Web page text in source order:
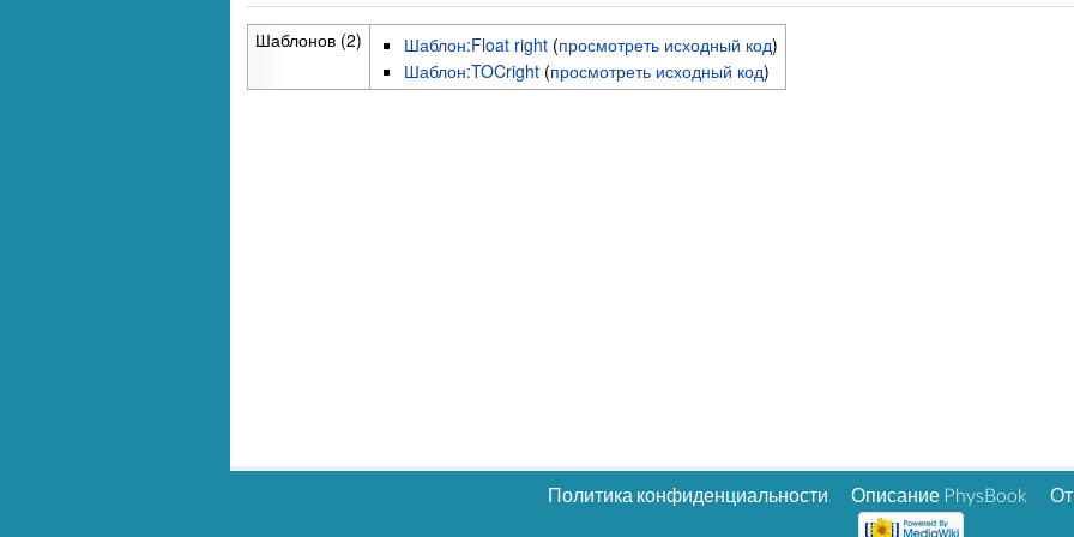
Шаблонов (2) Шаблон:Float right(просмотреть исходный код)
Шаблон:TOCright(просмотреть исходный код)
Политика конфиденциальности Описание PhysBook